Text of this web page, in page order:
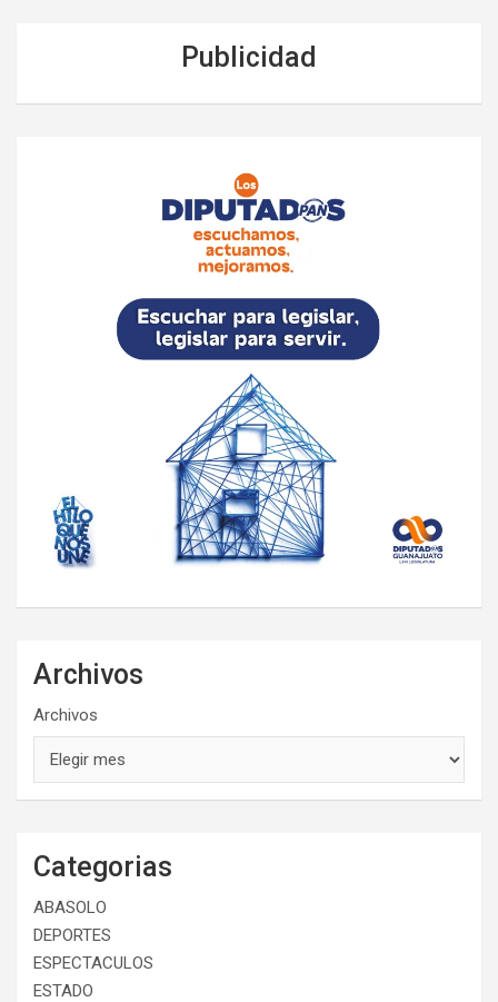
Publicidad
Archivos
Archivos
Categorias
ABASOLO
DEPORTES
ESPECTACULOS
ESTADO